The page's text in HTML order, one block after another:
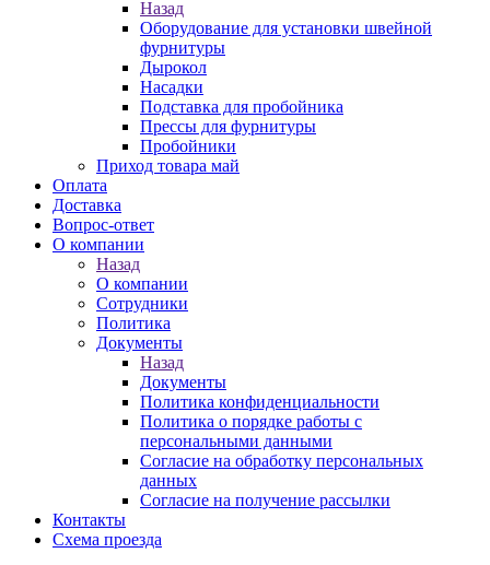
Назад
Оборудование для установки швейной
фурнитуры
Дырокол
Насадки
Подставка для пробойника
Прессы для фурнитуры
Пробойники
Приход товара май
Оплата
Доставка
Вопрос-ответ
О компании
Назад
О компании
Сотрудники
Политика
Документы
Назад
Документы
Политика конфиденциальности
Политика о порядке работы с
персональными данными
Согласие на обработку персональных
данных
Согласие на получение рассылки
Контакты
Схема проезда